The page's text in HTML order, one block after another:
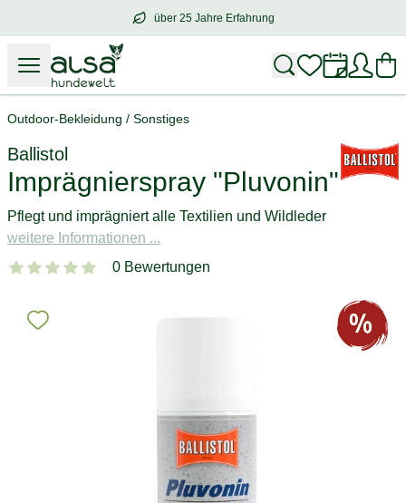
über 25 Jahre Erfahrung
über25 Jahre Erfahrung
Outdoor-Bekleidung / Sonstiges
Ballistol
Imprägnierspray "Pluvonin"
Pflegt und imprägniert alle Textilien und Wildleder
weitere Informationen ...
0 Bewertungen